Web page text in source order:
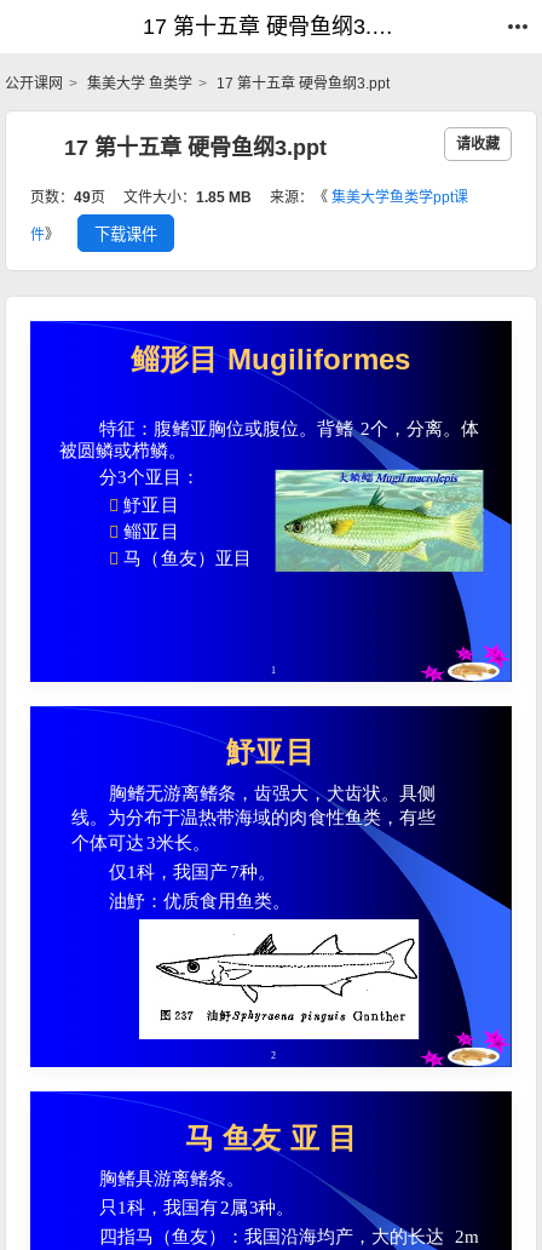
17 第十五章 硬骨鱼纲3.ppt_鱼类学_公开课网
17 第十五章 硬骨鱼纲3.ppt_鱼类学_公开课网
公开课网 集美大学 鱼类学 17 第十五章 硬骨鱼纲3.ppt
17 第十五章 硬骨鱼纲3.ppt 请收藏
页数：49页 文件大小：1.85 MB 来源：《集美大学鱼类学ppt课
件》 下载课件